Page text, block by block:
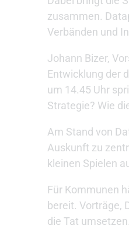
zusammen.
Verbänden und
Johann Bizer,
Entwicklung der
um 14.45 Uhr
Strategie? Wie
Am Stand von
Auskunft zu
kleinen Spielen
Für Kommunen
bereit. Vorträge,
die Tat umsetzen.